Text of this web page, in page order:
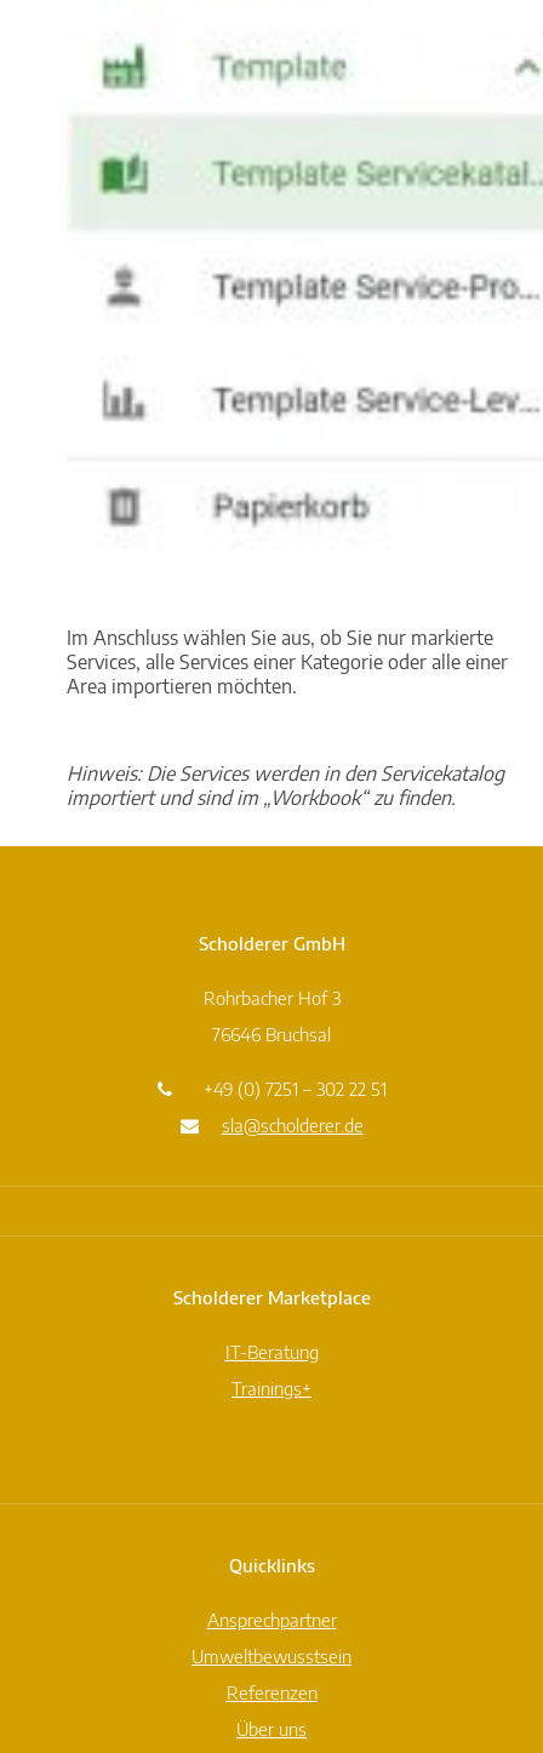
Im Anschluss wählen Sie aus, ob Sie nur markierte
Services, alle Services einer Kategorie oder alle einer
Area importieren möchten.
Hinweis: Die Services werden in den Servicekatalog
importiert und sind im „Workbook“ zu finden.
Scholderer GmbH
Rohrbacher Hof 3
76646 Bruchsal
+49 (0) 7251 – 302 22 51
sla@scholderer.de
Scholderer Marketplace
IT-Beratung
Trainings+
Quicklinks
Ansprechpartner
Umweltbewusstsein
Referenzen
Über uns